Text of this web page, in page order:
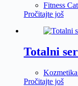
Fitness
Pročitajte još
Totalni
Pročitajte još